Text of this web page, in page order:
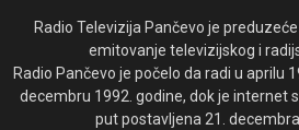
Radio Televizija Pančevo je
emitovanje televizijskog i
Radio Pančevo je počelo da radi u aprilu
decembru 1992. godine, dok je internet
put postavljena 21.